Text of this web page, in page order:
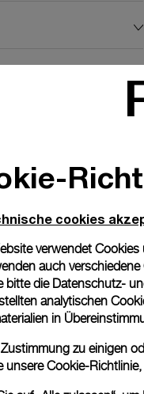
cookies
verwendet
auch
bitte die Datenschutz-
analytischen
in
zu einigen
unsereCookie-Richtlinie